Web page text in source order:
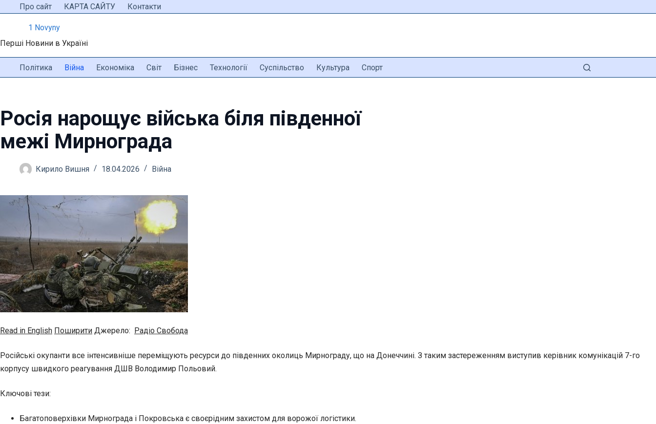
ПерейтиПро сайт КАРТА САЙТУ Контакти
1 Novyny
Перші Новини в Україні
Політика Війна Економіка Світ Бізнес Технології Суспільство Культура Спорт
Росія нарощує війська біля південної
межі Мирнограда
Кирило Вишня 18.04.2026 Війна
Read in English Поширити Джерело: Радіо Свобода
Російські окупанти все інтенсивніше переміщують ресурси до південних околиць Мирнограду, що на Донеччині. З таким застереженням виступив керівник комунікацій 7-го
корпусу швидкого реагування ДШВ Володимир Польовий.
Ключові тези:
Багатоповерхівки Мирнограда і Покровська є своєрідним захистом для ворожої логістики.